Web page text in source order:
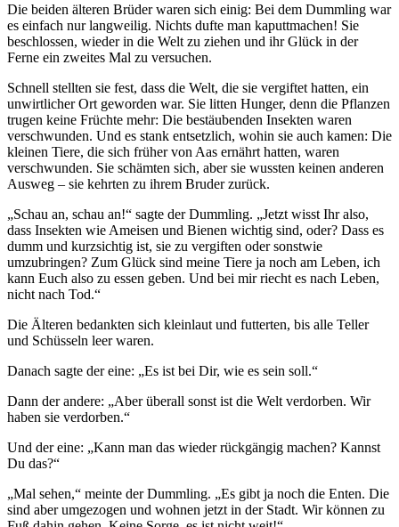
Die beiden älteren Brüder waren sich einig: Bei dem Dummling war
es einfach nur langweilig. Nichts dufte man kaputtmachen! Sie
beschlossen, wieder in die Welt zu ziehen und ihr Glück in der
Ferne ein zweites Mal zu versuchen.
Schnell stellten sie fest, dass die Welt, die sie vergiftet hatten, ein
unwirtlicher Ort geworden war. Sie litten Hunger, denn die Pflanzen
trugen keine Früchte mehr: Die bestäubenden Insekten waren
verschwunden. Und es stank entsetzlich, wohin sie auch kamen: Die
kleinen Tiere, die sich früher von Aas ernährt hatten, waren
verschwunden. Sie schämten sich, aber sie wussten keinen anderen
Ausweg – sie kehrten zu ihrem Bruder zurück.
„Schau an, schau an!“ sagte der Dummling. „Jetzt wisst Ihr also,
dass Insekten wie Ameisen und Bienen wichtig sind, oder? Dass es
dumm und kurzsichtig ist, sie zu vergiften oder sonstwie
umzubringen? Zum Glück sind meine Tiere ja noch am Leben, ich
kann Euch also zu essen geben. Und bei mir riecht es nach Leben,
nicht nach Tod.“
Die Älteren bedankten sich kleinlaut und futterten, bis alle Teller
und Schüsseln leer waren.
Danach sagte der eine: „Es ist bei Dir, wie es sein soll.“
Dann der andere: „Aber überall sonst ist die Welt verdorben. Wir
haben sie verdorben.“
Und der eine: „Kann man das wieder rückgängig machen? Kannst
Du das?“
„Mal sehen,“ meinte der Dummling. „Es gibt ja noch die Enten. Die
sind aber umgezogen und wohnen jetzt in der Stadt. Wir können zu